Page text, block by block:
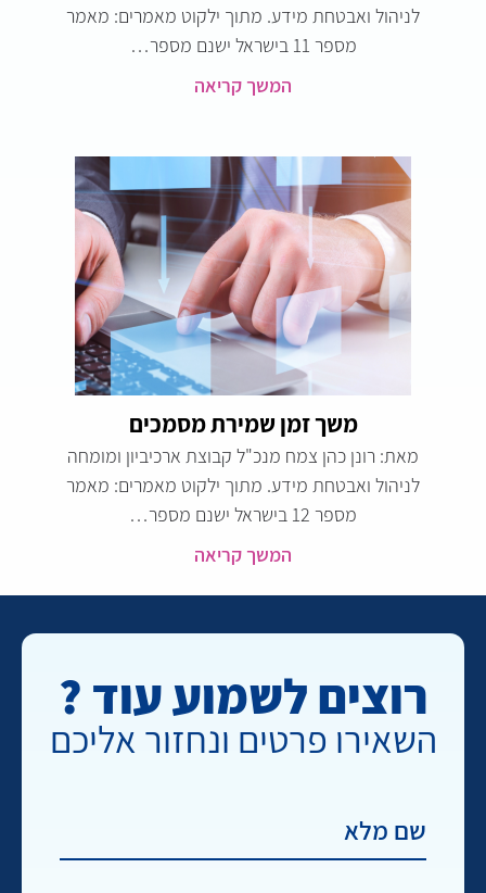
לניהול ואבטחת מידע. מתוך ילקוט מאמרים: מאמר
מספר 11 בישראל ישנם מספר…
המשך קריאה
משך זמן שמירת מסמכים
מאת: רונן כהן צמח מנכ"ל קבוצת ארכיביון ומומחה
לניהול ואבטחת מידע. מתוך ילקוט מאמרים: מאמר
מספר 12 בישראל ישנם מספר…
המשך קריאה
רוצים לשמוע עוד ?
השאירו פרטים ונחזור אליכם